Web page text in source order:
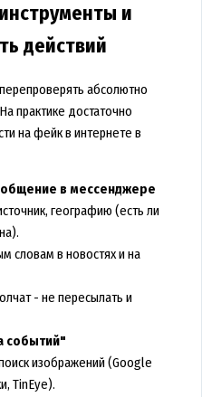
и
действий
абсолютно
практике достаточно
на фейк в интернете в
в мессенджере
географию (есть ли
словам в новостях и на
- не пересылать и
событий"
изображений (Google
TinEye).